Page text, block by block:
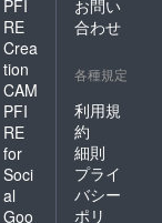
PFI
RE
Crea
tion
CAM
PFI
RE
for
Soci
al
Goo
お問い
合わせ
各種規定
利用規
約
細則
プライ
バシー
ポリ